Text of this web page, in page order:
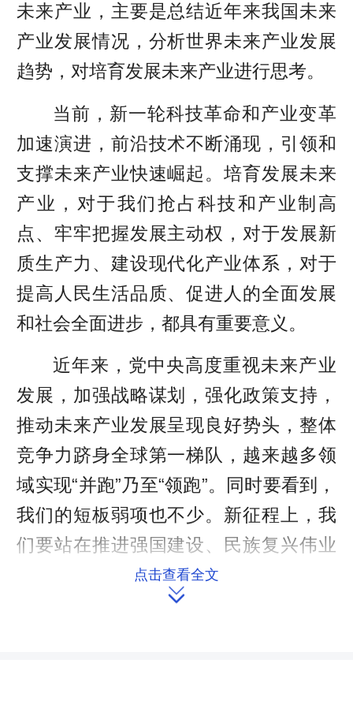
未来产业，主要是总结近年来我国未来
产业发展情况，分析世界未来产业发展
趋势，对培育发展未来产业进行思考。
当前，新一轮科技革命和产业变革
加速演进，前沿技术不断涌现，引领和
支撑未来产业快速崛起。培育发展未来
产业，对于我们抢占科技和产业制高
点、牢牢把握发展主动权，对于发展新
质生产力、建设现代化产业体系，对于
提高人民生活品质、促进人的全面发展
和社会全面进步，都具有重要意义。
近年来，党中央高度重视未来产业
发展，加强战略谋划，强化政策支持，
推动未来产业发展呈现良好势头，整体
竞争力跻身全球第一梯队，越来越多领
域实现“并跑”乃至“领跑”。同时要看到，
我们的短板弱项也不少。新征程上，我
们要站在推进强国建设、民族复兴伟业
的战略高度，立足客观条件，发挥比较
优势，坚持稳中求进、梯度培育，推动
点击查看全文
